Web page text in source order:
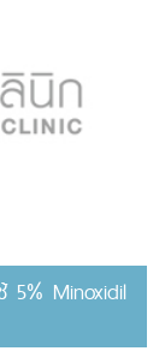
5% Minoxidil